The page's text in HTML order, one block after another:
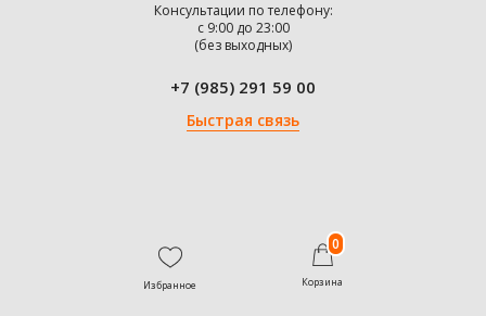
Консультации по телефону:
с 9:00 до 23:00
(без выходных)
+7 (985) 291 59 00
Быстрая связь
Избранное
0
Корзина